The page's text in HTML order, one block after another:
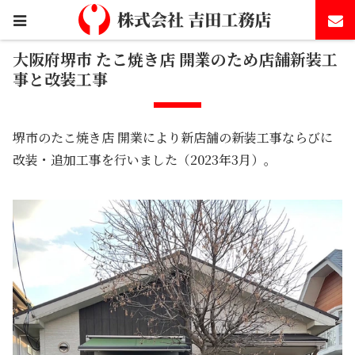
ホーム 施工事例
大阪府堺市 たこ焼き店 開業のため店
舗新装工事と改装工事
大阪府堺市 たこ焼き店 開業のため店舗新装工
事と改装工事
堺市のたこ焼き店 開業により新店舗の新装工事ならびに
改装・追加工事を行いました（2023年3月）。